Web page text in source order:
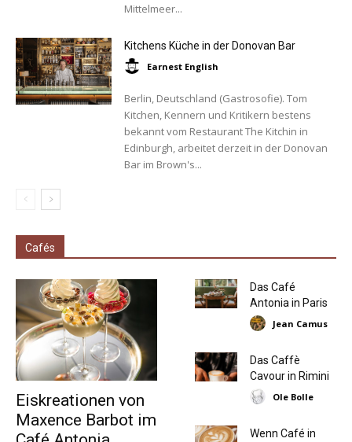
Mittelmeer...
Kitchens Küche in der Donovan Bar
Earnest English
Berlin, Deutschland (Gastrosofie). Tom
Kitchen, Kennern und Kritikern bestens
bekannt vom Restaurant The Kitchin in
Edinburgh, arbeitet derzeit in der Donovan
Bar im Brown's...
Cafés
Eiskreationen von
Maxence Barbot im
Das Café
Antonia in Paris
Jean Camus
Das Caffè
Cavour in Rimini
Ole Bolle
Wenn Café in